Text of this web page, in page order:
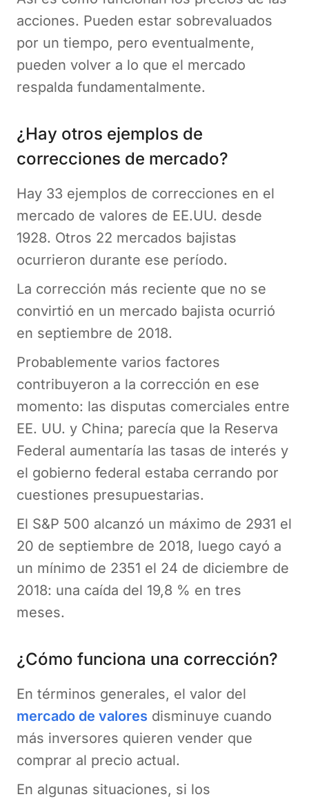
acciones. Pueden estar sobrevaluados
por un tiempo, pero eventualmente,
pueden volver a lo que el mercado
respalda fundamentalmente.
¿Hay otros ejemplos de
correcciones de mercado?
Hay 33 ejemplos de correcciones en el
mercado de valores de EE.UU. desde
1928. Otros 22 mercados bajistas
ocurrieron durante ese período.
La corrección más reciente que no se
convirtió en un mercado bajista ocurrió
en septiembre de 2018.
Probablemente varios factores
contribuyeron a la corrección en ese
momento: las disputas comerciales entre
EE. UU. y China; parecía que la Reserva
Federal aumentaría las tasas de interés y
el gobierno federal estaba cerrando por
cuestiones presupuestarias.
El S&P 500 alcanzó un máximo de 2931 el
20 de septiembre de 2018, luego cayó a
un mínimo de 2351 el 24 de diciembre de
2018: una caída del 19,8 % en tres
meses.
¿Cómo funciona una corrección?
En términos generales, el valor del
mercado de valores disminuye cuando
más inversores quieren vender que
comprar al precio actual.
En algunas situaciones, si los